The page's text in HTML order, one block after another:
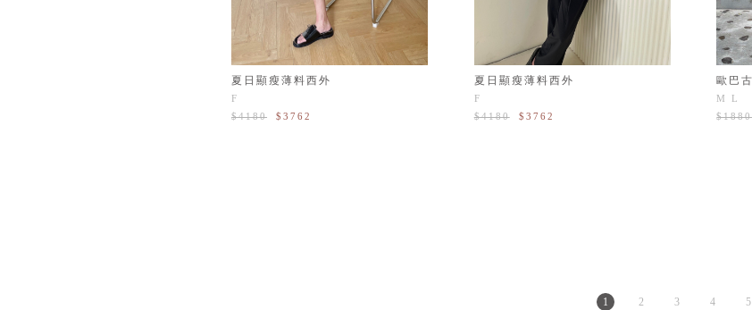
夏日顯瘦薄料西外
F
$4180
$3762
夏日顯瘦薄料西外
F
$4180
$3762
歐巴
M
L
$1880
1 2 3 4 5